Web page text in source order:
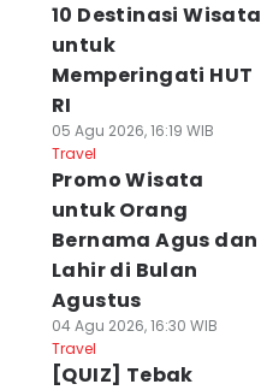
10 Destinasi Wisata
untuk
Memperingati HUT
RI
05 Agu 2026, 16:19 WIB
Travel
Promo Wisata
untuk Orang
Bernama Agus dan
Lahir di Bulan
Agustus
04 Agu 2026, 16:30 WIB
Travel
[QUIZ] Tebak